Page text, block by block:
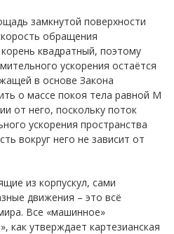
замкнутой поверхности
обращения
квадратный, поэтому
ускорения остаётся
в основе Закона
о массе покоя тела равной M
от него, поскольку поток
ускорения пространства
вокруг него не зависит от
из корпускул, сами
движения – это всё
Все «машинное»
как утверждает картезианская